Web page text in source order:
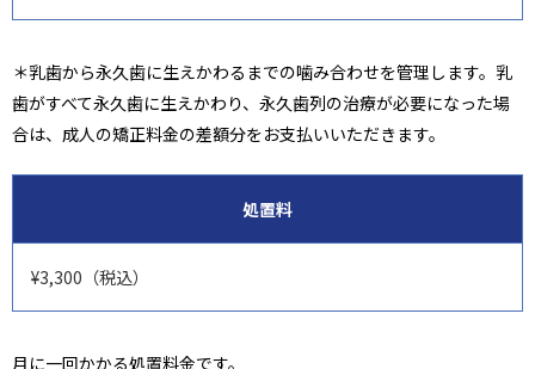
＊乳歯から永久歯に生えかわるまでの噛み合わせを管理します。乳
歯がすべて永久歯に生えかわり、永久歯列の治療が必要になった場
合は、成人の矯正料金の差額分をお支払いいただきます。
処置料
¥3,300（税込）
月に一回かかる処置料金です。